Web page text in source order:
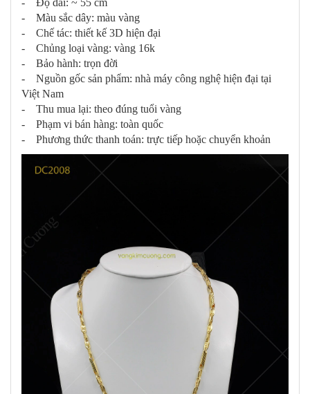
- Độ dài: ~ 55 cm
- Màu sắc dây: màu vàng
- Chế tác: thiết kế 3D hiện đại
- Chủng loại vàng: vàng 16k
- Bảo hành: trọn đời
- Nguồn gốc sản phẩm: nhà máy công nghệ hiện đại tại
Việt Nam
- Thu mua lại: theo đúng tuổi vàng
- Phạm vi bán hàng: toàn quốc
- Phương thức thanh toán: trực tiếp hoặc chuyển khoản